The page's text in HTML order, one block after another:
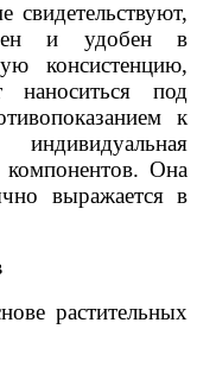
и удобен в
консистенцию,
под
к
компонентов. Она
выражается в
растительных